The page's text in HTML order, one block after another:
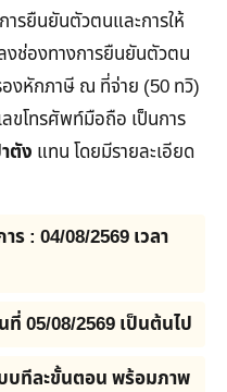
ารยืนยันตัวตนและการให้
งช่องทางการยืนยันตัวตน
งหักภาษี ณ ที่จ่าย (50 ทวิ)
ขโทรศัพท์มือถือ เป็นการ
ตัง แทน โดยมีรายละเอียด
ร : 04/08/2569 เวลา
05/08/2569 เป็นต้นไป
บทีละขั้นตอน พร้อมภาพ